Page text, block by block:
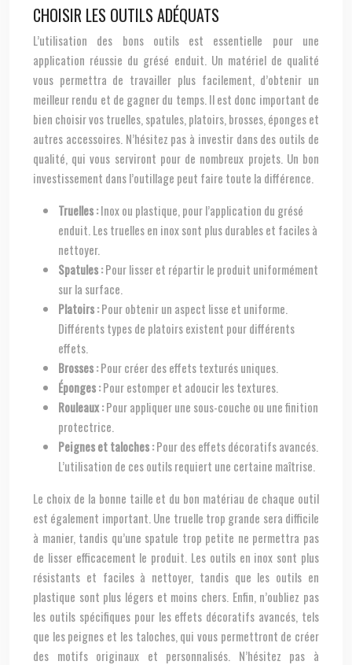
CHOISIR LES OUTILS ADÉQUATS
L’utilisation des bons outils est essentielle pour une
application réussie du grésé enduit. Un matériel de qualité
vous permettra de travailler plus facilement, d’obtenir un
meilleur rendu et de gagner du temps. Il est donc important de
bien choisir vos truelles, spatules, platoirs, brosses, éponges et
autres accessoires. N’hésitez pas à investir dans des outils de
qualité, qui vous serviront pour de nombreux projets. Un bon
investissement dans l’outillage peut faire toute la différence.
Truelles :Inox ou plastique, pour l’application du grésé
enduit. Les truelles en inox sont plus durables et faciles à
nettoyer.
Spatules :Pour lisser et répartir le produit uniformément
sur la surface.
Platoirs :Pour obtenir un aspect lisse et uniforme.
Différents types de platoirs existent pour différents
effets.
Brosses :Pour créer des effets texturés uniques.
Éponges :Pour estomper et adoucir les textures.
Rouleaux :Pour appliquer une sous-couche ou une finition
protectrice.
Peignes et taloches :Pour des effets décoratifs avancés.
L’utilisation de ces outils requiert une certaine maîtrise.
Le choix de la bonne taille et du bon matériau de chaque outil
est également important. Une truelle trop grande sera difficile
à manier, tandis qu’une spatule trop petite ne permettra pas
de lisser efficacement le produit. Les outils en inox sont plus
résistants et faciles à nettoyer, tandis que les outils en
plastique sont plus légers et moins chers. Enfin, n’oubliez pas
les outils spécifiques pour les effets décoratifs avancés, tels
que les peignes et les taloches, qui vous permettront de créer
des motifs originaux et personnalisés. N’hésitez pas à